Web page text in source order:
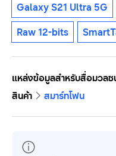
Galaxy S21 Ultra 5G
Raw 12-bits
แหล่งข้อมูลสำหรับสื่อมวลช
สินค้า
สมาร์ทโฟน